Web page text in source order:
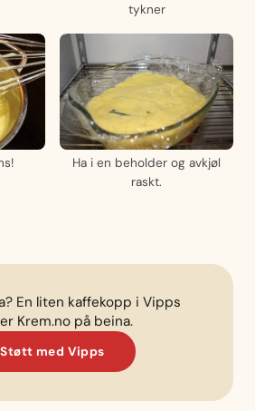
tykner
Ha i en beholder og avkjøl
raskt.
En liten kaffekopp i Vipps
Krem.no på beina.
Støtt med Vipps